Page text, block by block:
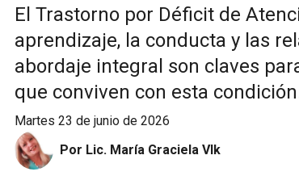
El Trastorno por Déficit de
aprendizaje, la conducta y las
abordaje integral son claves
que conviven con esta
martes 23 de junio de 2026
Por Lic. María Graciela Vlk